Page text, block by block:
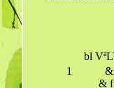
bl
1
&
&